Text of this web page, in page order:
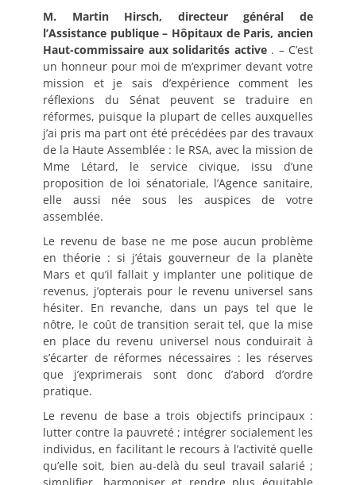
M. Martin Hirsch, directeur général de
l’Assistance publique– Hôpitaux de Paris, ancien
Haut-commissaire aux solidarités active . – C’est
un honneur pour moi de m’exprimer devant votre
mission et je sais d’expérience comment les
réflexions du Sénat peuvent se traduire en
réformes, puisque la plupart de celles auxquelles
j’ai pris ma part ont été précédées par des travaux
de la Haute Assemblée : le RSA, avec la mission de
Mme Létard, le service civique, issu d’une
proposition de loi sénatoriale, l’Agence sanitaire,
elle aussi née sous les auspices de votre
assemblée.
Le revenu de base ne me pose aucun problème
en théorie : si j’étais gouverneur de la planète
Mars et qu’il fallait y implanter une politique de
revenus, j’opterais pour le revenu universel sans
hésiter. En revanche, dans un pays tel que le
nôtre, le coût de transition serait tel, que la mise
en place du revenu universel nous conduirait à
s’écarter de réformes nécessaires : les réserves
que j’exprimerais sont donc d’abord d’ordre
pratique.
Le revenu de base a trois objectifs principaux :
lutter contre la pauvreté ; intégrer socialement les
individus, en facilitant le recours à l’activité quelle
qu’elle soit, bien au-delà du seul travail salarié ;